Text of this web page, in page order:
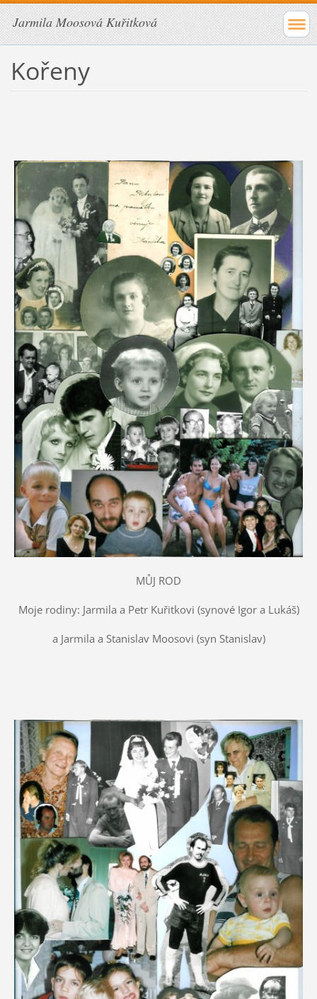
Jarmila Moosová Kuřitková
Kořeny
MŮJ ROD
Moje rodiny: Jarmila a Petr Kuřitkovi (synové Igor a Lukáš)
a Jarmila a Stanislav Moosovi (syn Stanislav)